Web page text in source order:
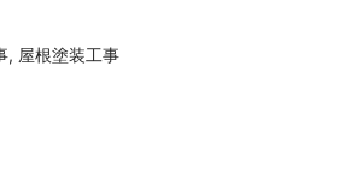
, 屋根塗装工事